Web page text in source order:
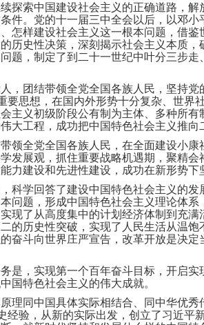
探索中国建设社会主义的正确道路，
件。党的十一届三中全会以后，以邓
怎样建设社会主义这一根本问题，借
历史性决策，深刻揭示社会主义本质
题，制定了到二十一世纪中叶分三步
团结带领全党全国各族人民，坚持党
思想，在国内外形势十分复杂、世
义初级阶段公有制为主体、多种所有
大工程，成功把中国特色社会主义推向
领全党全国各族人民，在全面建设小
发展观，抓住重要战略机遇期，聚精
建设和先进性建设，成功在新形势下
科学回答了建设中国特色社会主义的
问题，形成中国特色社会主义理论体
现了从高度集中的计划经济体制到充
的历史性突破，实现了人民生活从温
奋斗向世界庄严宣告，改革开放是决
是，实现第一个百年奋斗目标，开启
国特色社会主义的伟大成就。
理同中国具体实际相结合、同中华优
验，从新的实际出发，创立了习近